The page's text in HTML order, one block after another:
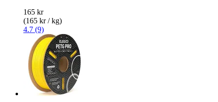
165 kr
(165 kr / kg)
4.7 (9)